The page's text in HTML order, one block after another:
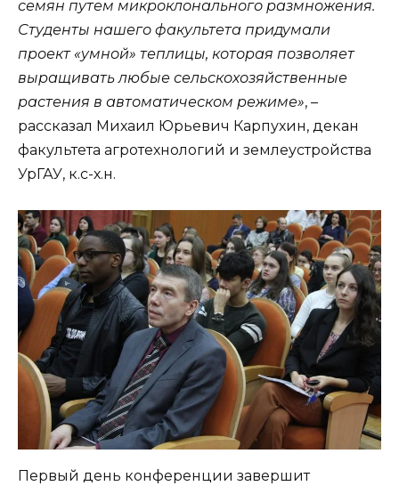
семян путем микроклонального размножения.
Студенты нашего факультета придумали
проект «умной» теплицы, которая позволяет
выращивать любые сельскохозяйственные
растения в автоматическом режиме», –
рассказал Михаил Юрьевич Карпухин, декан
факультета агротехнологий и землеустройства
УрГАУ, к.с-х.н.
Первый день конференции завершит